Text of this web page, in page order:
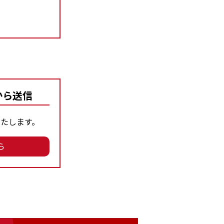
送信
します。